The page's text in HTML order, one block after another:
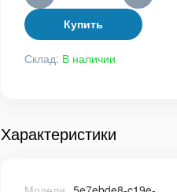
Купить
Склад: В наличии
Характеристики